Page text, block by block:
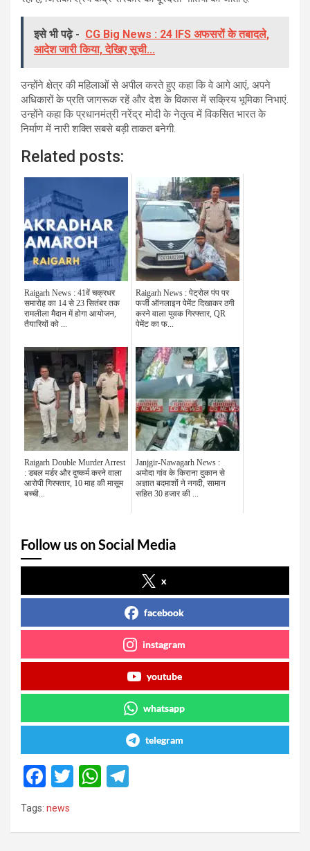
इसे भी पढ़े - CG Big News : 24 IFS अफसरों के तबादले,
आदेश जारी किया, देखिए सूची...
उन्होंने क्षेत्र की महिलाओं से अपील करते हुए कहा कि वे आगे आएं, अपने
अधिकारों के प्रति जागरूक रहें और देश के विकास में सक्रिय भूमिका निभाएं.
उन्होंने कहा कि प्रधानमंत्री नरेंद्र मोदी के नेतृत्व में विकसित भारत के
निर्माण में नारी शक्ति सबसे बड़ी ताकत बनेगी.
Related posts:
Raigarh News : 41वें चक्रधर
समारोह का 14 से 23 सितंबर तक
रामलीला मैदान में होगा आयोजन,
तैयारियों को ...
Raigarh News : पेट्रोल पंप पर
फर्जी ऑनलाइन पेमेंट दिखाकर ठगी
करने वाला युवक गिरफ्तार, QR
पेमेंट का फ...
Raigarh Double Murder Arrest
: डबल मर्डर और दुष्कर्म करने वाला
आरोपी गिरफ्तार, 10 माह की मासूम
बच्ची...
Janjgir-Nawagarh News :
अमोदा गांव के किराना दुकान से
अज्ञात बदमाशों ने नगदी, सामान
सहित 30 हजार की ...
Follow us on Social Media
x
facebook
instagram
youtube
whatsapp
telegram
F
ce
T
W
Tags: news